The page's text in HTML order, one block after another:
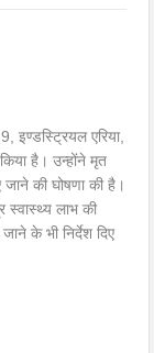
एरिया,
है। उन्होंने मृत
की घोषणा की है।
स्वास्थ्य लाभ की
के भी निर्देश दिए